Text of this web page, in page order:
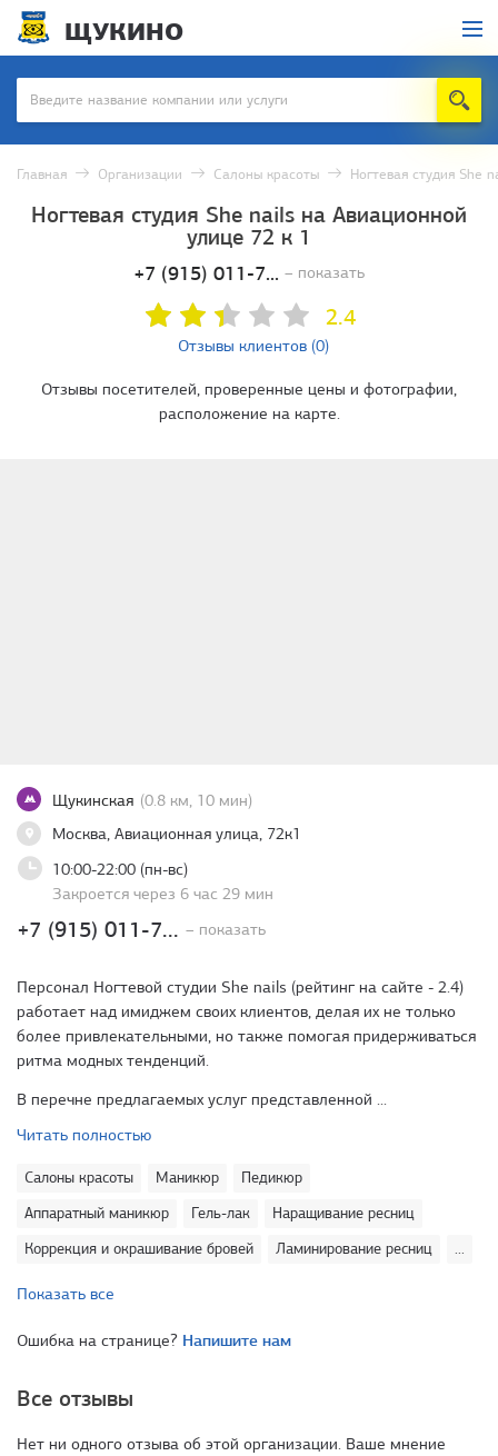
ЩУКИНО
Главная Организации Салоны красоты Ногтевая студия She
Щукинская (0.8 км, 10 мин)
Москва, Авиационная улица, 72к1
10:00-22:00 (пн-вс)
Закроется через 6 час 29 мин
+7 (915) 011-7... – показать
Ногтевая студия She nails на Авиационной
улице 72 к 1
Отзывы посетителей, проверенные цены и фотографии,
расположение на карте.
+7 (915) 011-7... – показать
2.4
Отзывы клиентов (0)
Персонал Ногтевой студии She nails (рейтинг на сайте - 2.4)
работает над имиджем своих клиентов, делая их не только
более привлекательными, но также помогая придерживаться
ритма модных тенденций.
В перечне предлагаемых услуг представленной ...
Читать полностью
Салоны красоты Маникюр
Педикюр
Аппаратный маникюр
Гель-лак
Наращивание ресниц
Коррекция и окрашивание бровей
Ламинирование ресниц ...
Показать все
Ошибка на странице? Напишите нам
Все отзывы
Нет ни одного отзыва об этой организации. Ваше мнение